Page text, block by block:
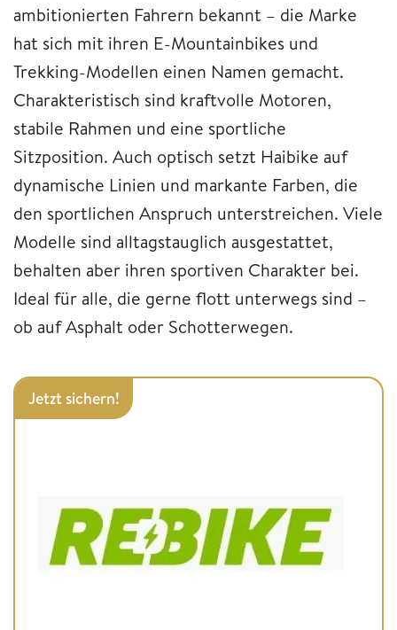
ambitionierten Fahrern bekannt – die Marke
hat sich mit ihren E-Mountainbikes und
Trekking-Modellen einen Namen gemacht.
Charakteristisch sind kraftvolle Motoren,
stabile Rahmen und eine sportliche
Sitzposition. Auch optisch setzt Haibike auf
dynamische Linien und markante Farben, die
den sportlichen Anspruch unterstreichen. Viele
Modelle sind alltagstauglich ausgestattet,
behalten aber ihren sportiven Charakter bei.
Ideal für alle, die gerne flott unterwegs sind –
ob auf Asphalt oder Schotterwegen.
Jetzt sichern!